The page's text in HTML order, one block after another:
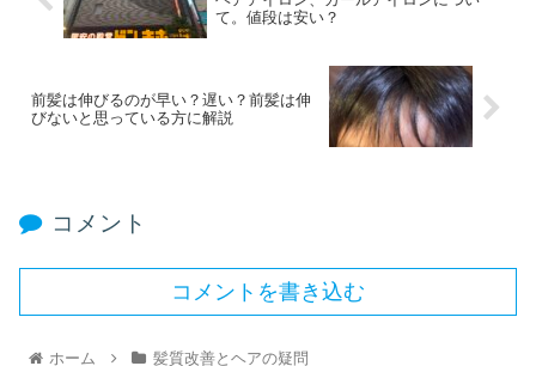
て。値段は安い？
前髪は伸びるのが早い？遅い？前髪は伸
びないと思っている方に解説
コメント
コメントを書き込む
ホーム 髪質改善とヘアの疑問